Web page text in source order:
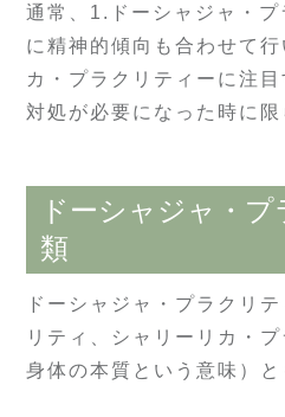
通常、1.ドーシャジャ・
に精神的傾向も合わせて
カ・プラクリティーに注
対処が必要になった時に限
ドーシャジャ・
類
ドーシャジャ・プラクリ
リティ、シャリーリカ・
身体の本質という意味）と